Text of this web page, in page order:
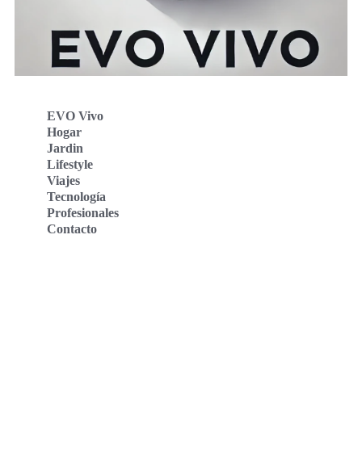
EVO Vivo
Hogar
Jardin
Lifestyle
Viajes
Tecnología
Profesionales
Contacto